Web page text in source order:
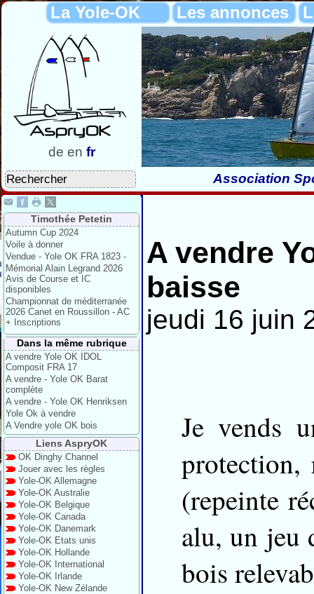
La Yole-OK Les annonces
de en fr
Association
Timothée Petetin
Autumn Cup 2024
Voile à donner
Vendue - Yole OK FRA 1823 -
Mémorial Alain Legrand 2026
Avis de Course et IC
disponibles
Championnat de méditerranée
2026 Canet en Roussillon - AC
+ Inscriptions
Dans la même rubrique
A vendre Yole OK IDOL
Composit FRA 17
A vendre - Yole OK Barat
complète
A vendre - Yole OK Henriksen
Yole Ok à vendre
A Vendre yole OK bois
Liens AspryOK
OK Dinghy Channel
Jouer avec les règles
Yole-OK Allemagne
Yole-OK Australie
Yole-OK Belgique
Yole-OK Canada
Yole-OK Danemark
Yole-OK Etats unis
Yole-OK Hollande
Yole-OK International
Yole-OK Irlande
Yole-OK New Zélande
A vendre
baisse
jeudi 16 juin
Je vends
protection,
(repeinte
alu, un jeu
bois